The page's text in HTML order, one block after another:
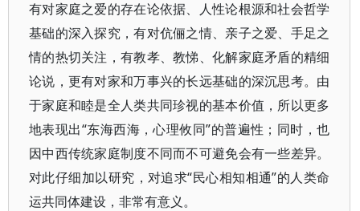
有对家庭之爱的存在论依据、人性论根源和社会哲学
基础的深入探究，有对伉俪之情、亲子之爱、手足之
情的热切关注，有教孝、教悌、化解家庭矛盾的精细
论说，更有对家和万事兴的长远基础的深沉思考。由
于家庭和睦是全人类共同珍视的基本价值，所以更多
地表现出“东海西海，心理攸同”的普遍性；同时，也
因中西传统家庭制度不同而不可避免会有一些差异。
对此仔细加以研究，对追求“民心相知相通”的人类命
运共同体建设，非常有意义。